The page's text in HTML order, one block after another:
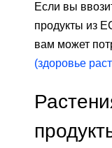
Если вы
продукты из
вам может
(здоровье